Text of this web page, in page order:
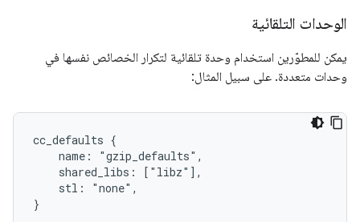
الوحدات التلقائية
يمكن للمطوّرين استخدام وحدة تلقائية لتكرار الخصائص نفسها في
وحدات متعددة. على سبيل المثال:
cc_defaults {
    name: "gzip_defaults",
    shared_libs: ["libz"],
    stl: "none",
}